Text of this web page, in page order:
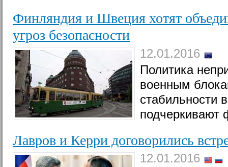
Финляндия и Швеция хотят
угроз безопасности
12.01.2016
Политика
военным
стабильности
подчеркивают
Лавров и Керри договорились
12.01.2016